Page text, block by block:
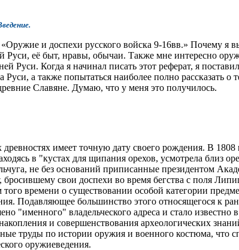
«Оружие и доспехи русского войска 9-16вв.» Почему я
Руси, её быт, нравы, обычаи. Также мне интересно
Руси. Когда я начинал писать этот реферат, я
а также попытаться наиболее полно рассказать о
Славяне. Думаю, что у меня это получилось.
имеет точную дату своего рождения. В 1808
в "кустах для щипания орехов, усмотрела близ
не без оснований приписанные президентом
бросившему свои доспехи во время бегства с поля
времени о существовании особой категории
Подавляющее большинство этого относящегося к
"именного" владельческого адреса и стало известно в
и совершенствования археологических
труды по истории оружия и военного костюма, что
оружиеведения.